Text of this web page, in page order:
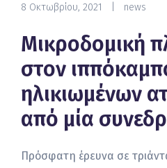
8 Οκτωβρίου, 2021 news
Μικροδομική
στον
ηλικιωμένων
από μία
Πρόσφατη έρευνα σε